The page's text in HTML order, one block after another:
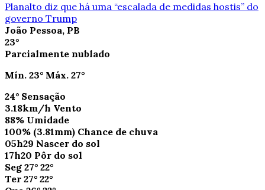
Planalto diz que há uma “escalada de medidas hostis” do
governo Trump
João Pessoa, PB
23°
Parcialmente nublado
Mín. 23° Máx. 27°
24° Sensação
3.18km/h Vento
88% Umidade
100% (3.81mm) Chance de chuva
05h29 Nascer do sol
17h20 Pôr do sol
Seg 27° 22°
Ter 27° 22°